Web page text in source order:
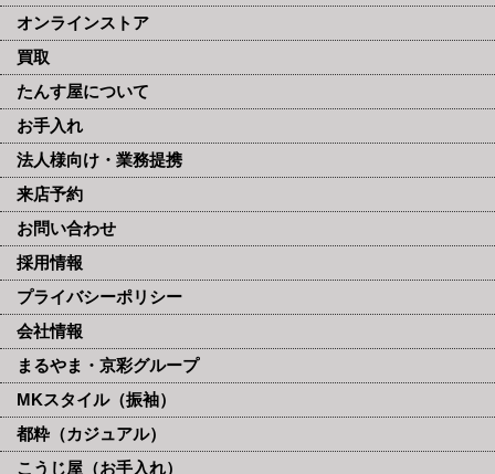
オンラインストア
買取
たんす屋について
お手入れ
法人様向け・業務提携
来店予約
お問い合わせ
採用情報
プライバシーポリシー
会社情報
まるやま・京彩グループ
MKスタイル（振袖）
都粋（カジュアル）
こうじ屋（お手入れ）